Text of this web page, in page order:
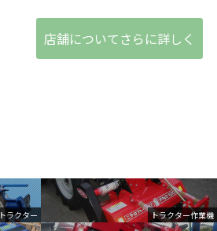
トラクター トラクター作業機
店舗についてさらに詳しく